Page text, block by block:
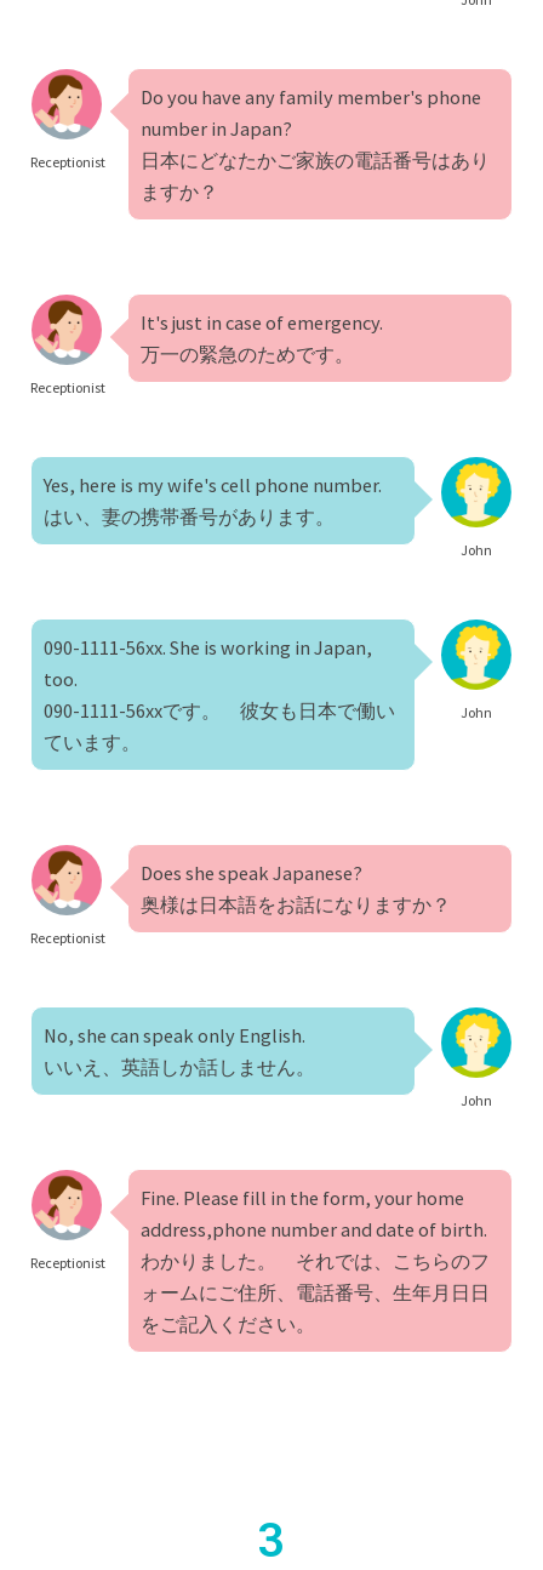
Receptionist
Do you have any family member's phone
number in Japan?
日本にどなたかご家族の電話番号はあり
ますか？
Receptionist
It's just in case of emergency.
万一の緊急のためです。
John
Yes, here is my wife's cell phone number.
はい、妻の携帯番号があります。
John
090-1111-56xx. She is working in Japan,
too.
090-1111-56xxです。 彼女も日本で働い
ています。
Receptionist
Does she speak Japanese?
奥様は日本語をお話になりますか？
John
No, she can speak only English.
いいえ、英語しか話しません。
Receptionist
Fine. Please fill in the form, your home
address,phone number and date of birth.
わかりました。 それでは、こちらのフ
ォームにご住所、電話番号、生年月日日
をご記入ください。
3